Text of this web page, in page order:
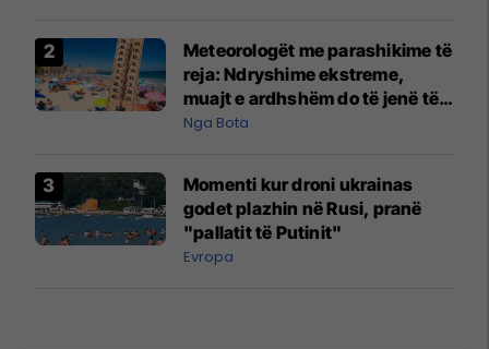
Meteorologët me parashikime të
reja: Ndryshime ekstreme,
muajt e ardhshëm do të jenë të
pazakontë
Nga Bota
Momenti kur droni ukrainas
godet plazhin në Rusi, pranë
"pallatit të Putinit"
Evropa